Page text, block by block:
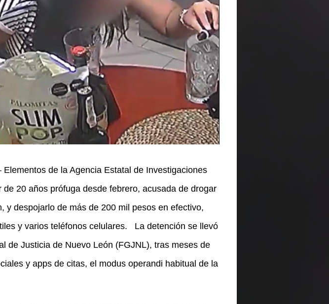
de la Agencia Estatal de Investigaciones
20 años prófuga desde febrero, acusada de drogar
y despojarlo de más de 200 mil pesos en efectivo,
y varios teléfonos celulares.
La detención se llevó
de Justicia de Nuevo León (FGJNL), tras meses de
y apps de citas, el modus operandi habitual de la